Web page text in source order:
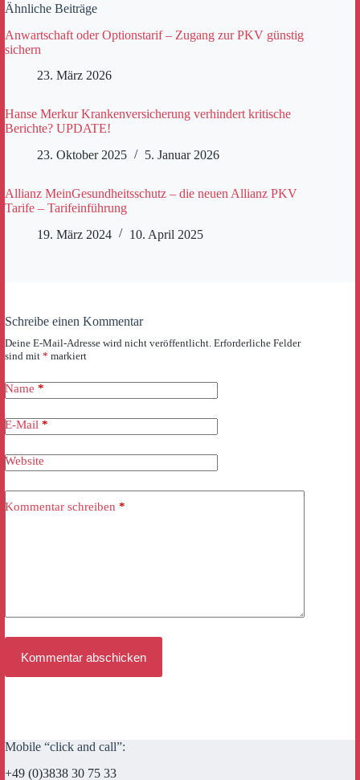
Ähnliche Beiträge
Anwartschaft oder Optionstarif – Zugang zur PKV günstig
sichern
23. März 2026
Hanse Merkur Krankenversicherung verhindert kritische
Berichte? UPDATE!
23. Oktober 2025
5. Januar 2026
Allianz MeinGesundheitsschutz – die neuen Allianz PKV
Tarife – Tarifeinführung
19. März 2024
10. April 2025
Schreibe einen Kommentar
Deine E-Mail-Adresse wird nicht veröffentlicht. Erforderliche Felder
sind mit * markiert
Name *
E-Mail *
Website
Kommentar schreiben *
Kommentar abschicken
Mobile “click and call”:
+49 (0)3838 30 75 33